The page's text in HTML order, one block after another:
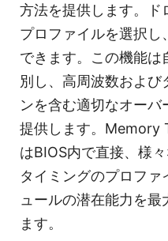
方法を提供します。ド
プロファイルを選択
できます。この機能
別し、高周波数および
ンを含む適切なオーバ
提供します。Memory
はBIOS内で直接、様
タイミングのプロフ
ュールの潜在能力を最
ます。